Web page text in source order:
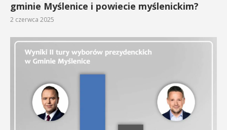
gminie Myślenice i powiecie myślenickim?
2 czerwca 2025